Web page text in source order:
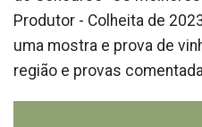
Produtor - Colheita de
uma mostra e prova de
região e provas